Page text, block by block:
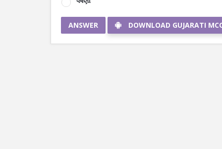
ANSWER DOWNLOAD GUJARATI